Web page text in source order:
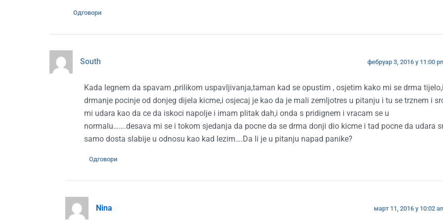
Одговори
South фебруар 3, 2016 у 11:00
Kada legnem da spavam ,prilikom uspavljivanja,taman kad se opustim , osjetim kako mi se drma
drmanje pocinje od donjeg dijela kicme,i osjecaj je kao da je mali zemljotres u pitanju i tu se trznem i
mi udara kao da ce da iskoci napolje i imam plitak dah,i onda s pridignem i vracam se u
normalu…….desava mi se i tokom sjedanja da pocne da se drma donji dio kicme i tad pocne da udara
samo dosta slabije u odnosu kao kad lezim….Da li je u pitanju napad panike?
Одговори
Nina март 11, 2016 у 10:02